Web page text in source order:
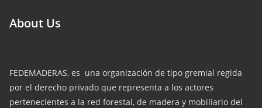
About Us
FEDEMADERAS, es una organización de tipo gremial regida
por el derecho privado que representa a los actores
pertenecientes a la red forestal, de madera y mobiliario del